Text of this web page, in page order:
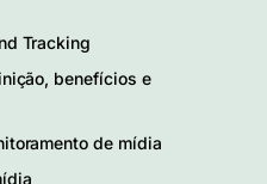
Tracking
benefícios e
de mídia